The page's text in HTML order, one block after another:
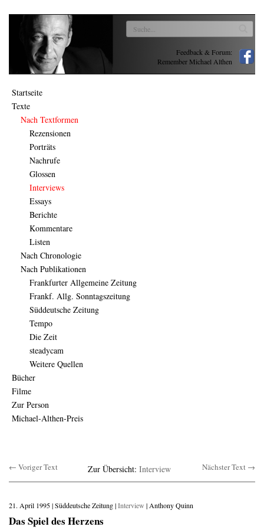
Feedback & Forum:
Remember Michael Althen
Startseite
Texte
Nach Textformen
Rezensionen
Porträts
Nachrufe
Glossen
Interviews
Essays
Berichte
Kommentare
Listen
Nach Chronologie
Nach Publikationen
Frankfurter Allgemeine Zeitung
Frankf. Allg. Sonntagszeitung
Süddeutsche Zeitung
Tempo
Die Zeit
steadycam
Weitere Quellen
Bücher
Filme
Zur Person
Michael-Althen-Preis
← Voriger Text Zur Übersicht: Interview Nächster Text →
21. April 1995 | Süddeutsche Zeitung |Interview | Anthony Quinn
Das Spiel des Herzens